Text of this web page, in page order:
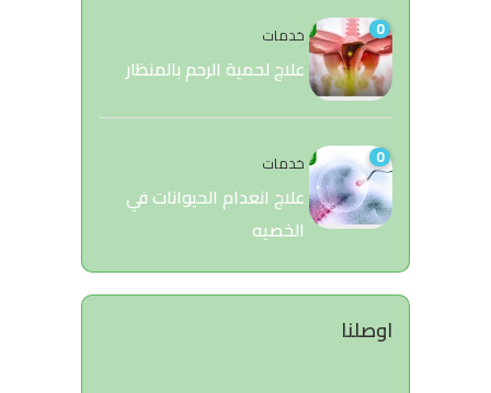
0 خدمات
علاج لحمية الرحم بالمنظار
0 خدمات
علاج انعدام الحيوانات في
الخصيه
اوصلنا